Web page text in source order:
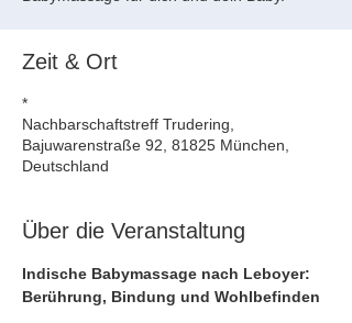
Zeit & Ort
*
Nachbarschaftstreff Trudering,
Bajuwarenstraße 92, 81825 München,
Deutschland
Über die Veranstaltung
Indische Babymassage nach Leboyer:
Berührung, Bindung und Wohlbefinden